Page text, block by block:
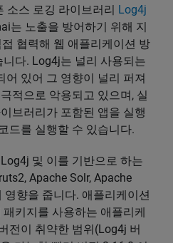
소스 로깅 라이브러리 Log4j
는 노출을 방어하기 위해 지
협력해 웹 애플리케이션 방
다. Log4j는 널리 사용되는
어 있어 그 영향이 널리 퍼져
적으로 악용되고 있으며, 실
브러리가 포함된 앱을 실행
드를 실행할 수 있습니다.
및 이를 기반으로 하는
Apache Solr, Apache
영향을 줍니다. 애플리케이션
키지를 사용하는 애플리케
전이 취약한 범위(Log4j 버